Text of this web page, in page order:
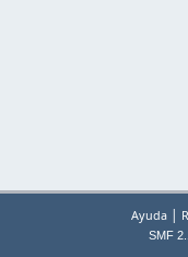
Ayuda |
SMF